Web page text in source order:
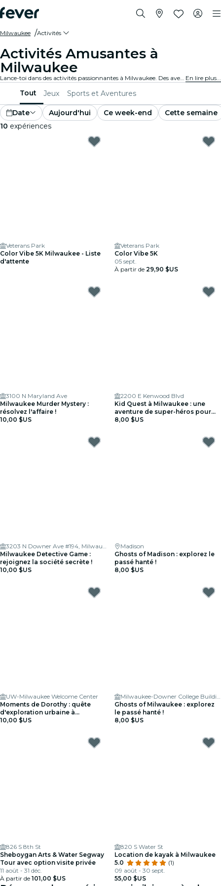
Milwaukee Activités
Activités Amusantes à
Milwaukee
Lance-toi dans des activités passionnantes à Milwaukee. Des aventures en plein air aux expériences culturelles, découvre les meilleurs moyens de profiter au maximum de ton temps. En lire plus...
Tout Jeux Sports et Aventures
Date Aujourd'hui Ce week-end
Cette semaine
10 expériences
Veterans Park
Color Vibe 5K Milwaukee - Liste
d'attente
Veterans Park
Color Vibe 5K
05 sept.
À partir de 29,90 $US
3100 N Maryland Ave
Milwaukee Murder Mystery :
résolvez l'affaire !
10,00 $US
2200 E Kenwood Blvd
Kid Quest à Milwaukee : une
aventure de super-héros pour
les enfants (âges 4–8)
8,00 $US
3203 N Downer Ave #194, Milwaukee, WI 53211
Milwaukee Detective Game :
rejoignez la société secrète !
10,00 $US
Madison
Ghosts of Madison : explorez le
passé hanté !
8,00 $US
UW-Milwaukee Welcome Center
Moments de Dorothy : quête
d'exploration urbaine à
Milwaukee
10,00 $US
Milwaukee-Downer College Buildings
Ghosts of Milwaukee : explorez
le passé hanté !
8,00 $US
826 S 8th St
Sheboygan Arts & Water Segway
Tour avec option visite privée
11 août - 31 déc.
À partir de 101,00 $US
820 S Water St
Location de kayak à Milwaukee
5.0
(1)
09 août - 30 sept.
55,00 $US